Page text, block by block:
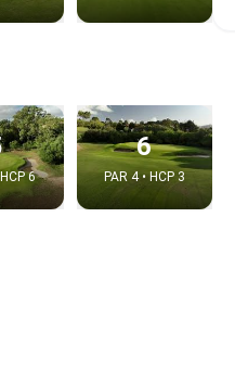
6
6
PAR 4 • HCP 3